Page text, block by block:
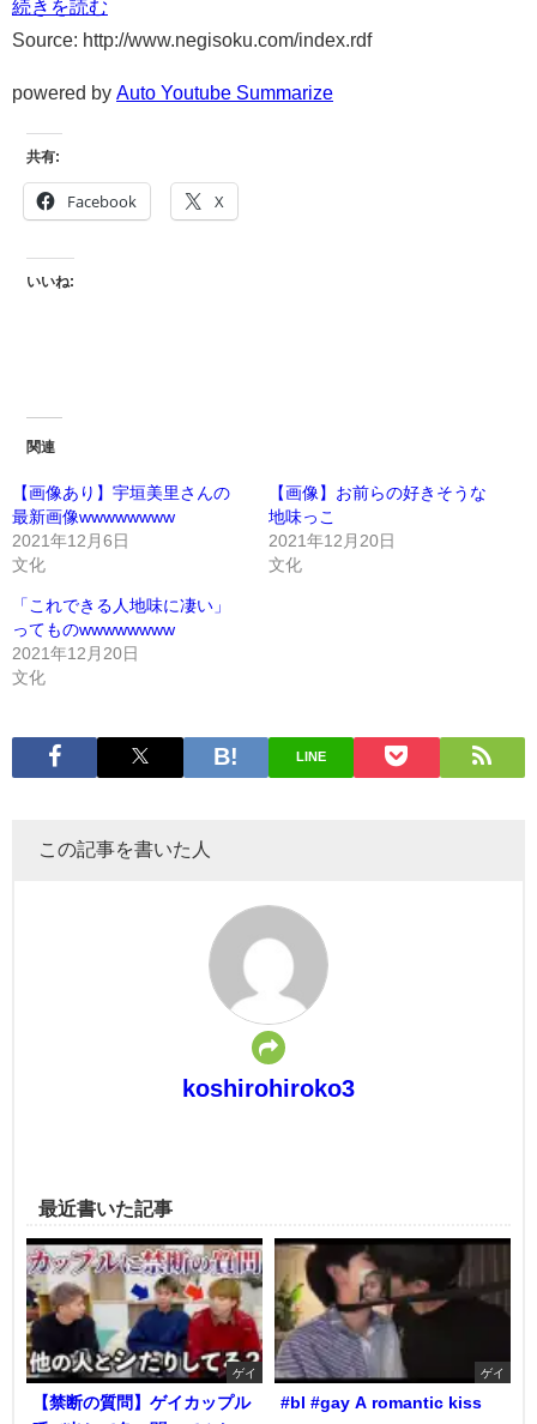
続きを読む
Source: http://www.negisoku.com/index.rdf
powered by Auto Youtube Summarize
共有:
Facebook X
いいね:
関連
【画像あり】宇垣美里さんの
最新画像wwwwwwww
2021年12月6日
文化
【画像】お前らの好きそうな
地味っこ
2021年12月20日
文化
「これできる人地味に凄い」
ってものwwwwwwww
2021年12月20日
文化
LINE
この記事を書いた人
koshirohiroko3
最近書いた記事
ゲイ
【禁断の質問】ゲイカップル
ゲイ
#bl #gay A romantic kiss